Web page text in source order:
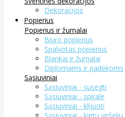
Dekoracijos
Popierius
Popierius ir žurnalai
Biuro popierius
Spalvotas popierius
Blankai ir žurnalai
Diplomams ir padėkoms
Sąsiuviniai
Sąsiuviniai - susegti
Sąsiuviniai - spirale
Sąsiuviniai - klijuoti
Sąsiuviniai - kietu viršeliu